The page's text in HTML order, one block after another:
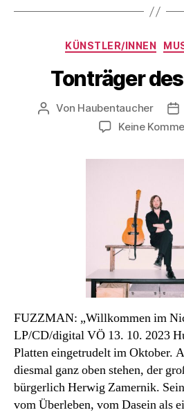
KÜNSTLER/INNEN
Tonträger
Beitragsautor
Von Haubentaucher
Keine
FUZZMAN: „Willkommen im
LP/CD/digital VÖ 13. 10. 2023
Platten eingetrudelt im Oktober.
diesmal ganz oben stehen, der
bürgerlich Herwig Zamernik.
vom Überleben, vom Dasein als